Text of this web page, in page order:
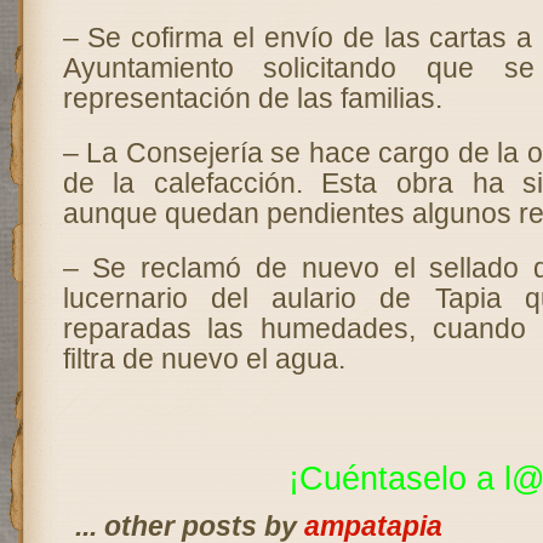
– Se cofirma el envío de las cartas
Ayuntamiento solicitando que
representación de las familias.
– La Consejería se hace cargo de la
de la calefacción. Esta obra ha
aunque quedan pendientes algunos
– Se reclamó de nuevo el sellado
lucernario del aulario de Tapia
reparadas las humedades,
filtra de nuevo el agua.
¡Cuéntaselo a
... other posts byampatapia